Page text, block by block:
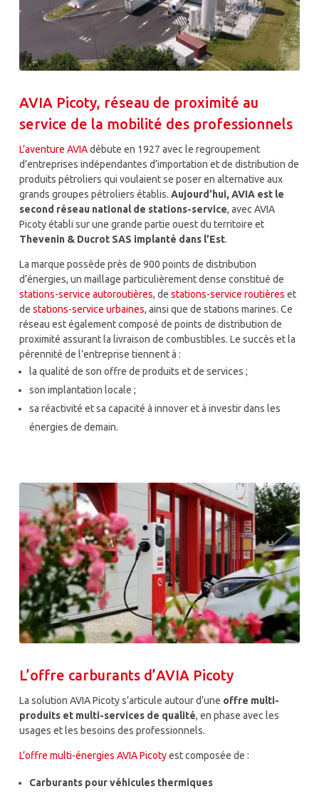
AVIA Picoty, réseau de proximité au
service de la mobilité des professionnels
L’aventure AVIAdébute en 1927 avec le regroupement
d’entreprises indépendantes d’importation et de distribution de
produits pétroliers qui voulaient se poser en alternative aux
grands groupes pétroliers établis.Aujourd’hui, AVIA est le
second réseau national de stations-service, avec AVIA
Picoty établi sur une grande partie ouest du territoire et
Thevenin & Ducrot SAS implanté dans l’Est.
La marque possède près de 900 points de distribution
d’énergies, un maillage particulièrement dense constitué de
stations-service autoroutières, destations-service routières et
destations-service urbaines, ainsi que de stations marines. Ce
réseau est également composé de points de distribution de
proximité assurant la livraison de combustibles. Le succès et la
pérennité de l’entreprise tiennent à :
la qualité de son offre de produits et de services ;
son implantation locale ;
sa réactivité et sa capacité à innover et à investir dans les
énergies de demain.
L’offre carburants d’AVIA Picoty
La solution AVIA Picoty s’articule autour d’une offre multi-
produits et multi-services de qualité, en phase avec les
usages et les besoins des professionnels.
L’offre multi-énergies AVIA Picotyest composée de :
Carburants pour véhicules thermiques